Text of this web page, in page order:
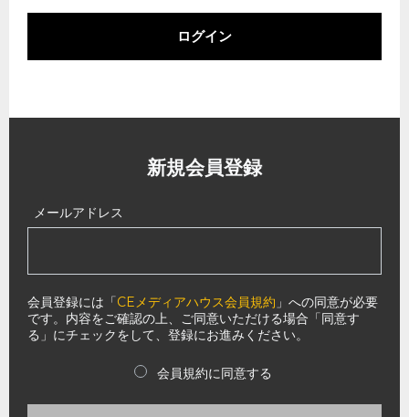
ログイン
新規会員登録
メールアドレス
会員登録には「CEメディアハウス会員規約 」への同意が必要
です。内容をご確認の上、ご同意いただける場合「同意す
る」にチェックをして、登録にお進みください。
会員規約に同意する